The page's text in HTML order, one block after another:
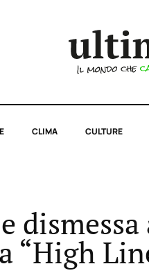
CLIMA CULTURE
“High